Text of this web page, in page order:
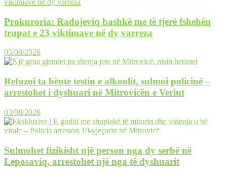
Prokuroria: Radojeviq bashkë me të tjerë fshehën
trupat e 23 viktimave në dy varreza
05/08/2026
Refuzoi ta bënte testin e alkoolit, sulmoi policinë –
arrestohet i dyshuari në Mitrovicën e Veriut
03/08/2026
Sulmohet fizikisht një person nga dy serbë në
Leposaviq, arrestohet një nga të dyshuarit